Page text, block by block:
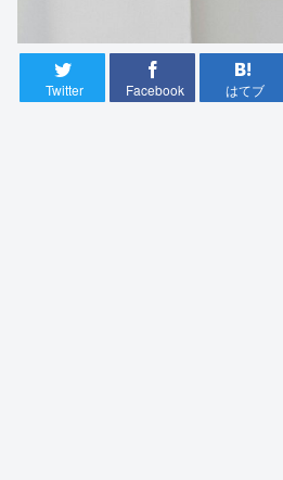
Twitter Facebook はてブ